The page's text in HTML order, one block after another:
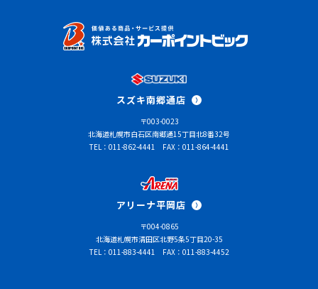
スズキ南郷通店
〒003-0023
北海道札幌市白石区南郷通15丁目北8番32号
TEL：011-862-4441
FAX：011-864-4441
アリーナ平岡店
〒004-0865
北海道札幌市清田区北野5条5丁目20-35
TEL：011-883-4441
FAX：011-883-4452